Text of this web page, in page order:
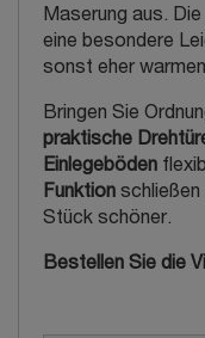
Maserung aus. Die
eine besondere
sonst eher
Bringen Sie
praktische
Einlegeböden
Funktion schließen
Stück schöner.
Bestellen Sie die